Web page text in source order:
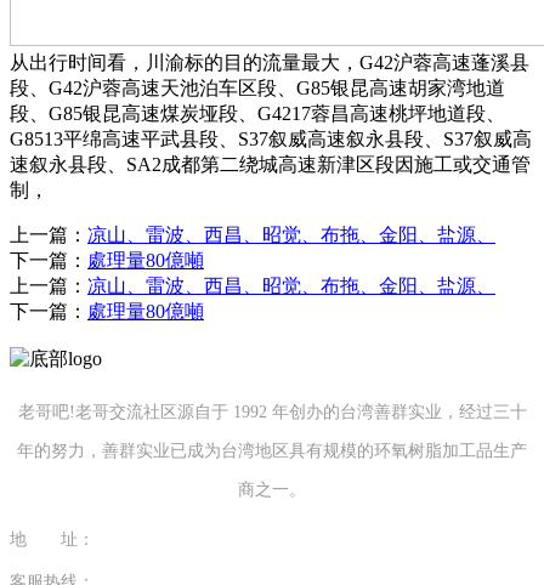
从出行时间看，川渝标的目的流量最大，G42沪蓉高速蓬溪县
段、G42沪蓉高速天池泊车区段、G85银昆高速胡家湾地道
段、G85银昆高速煤炭垭段、G4217蓉昌高速桃坪地道段、
G8513平绵高速平武县段、S37叙威高速叙永县段、S37叙威高
速叙永县段、SA2成都第二绕城高速新津区段因施工或交通管
制，
上一篇： 凉山、雷波、西昌、昭觉、布拖、金阳、盐源、
下一篇： 處理量80億噸
上一篇： 凉山、雷波、西昌、昭觉、布拖、金阳、盐源、
下一篇： 處理量80億噸
老哥吧!老哥交流社区源自于 1992 年创办的台湾善群实业，经过三十
年的努力，善群实业已成为台湾地区具有规模的环氧树脂加工品生产
商之一。
地 址：